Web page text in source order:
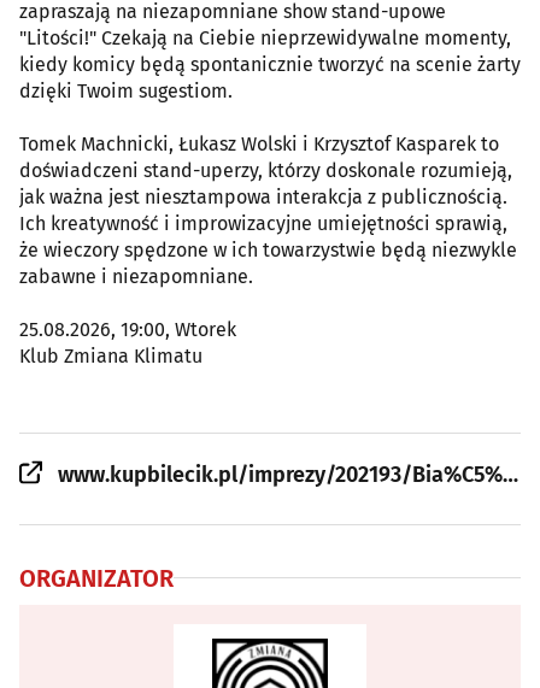
zapraszają na niezapomniane show stand-upowe
"Litości!" Czekają na Ciebie nieprzewidywalne momenty,
kiedy komicy będą spontanicznie tworzyć na scenie żarty
dzięki Twoim sugestiom.
Tomek Machnicki, Łukasz Wolski i Krzysztof Kasparek to
doświadczeni stand-uperzy, którzy doskonale rozumieją,
jak ważna jest niesztampowa interakcja z publicznością.
Ich kreatywność i improwizacyjne umiejętności sprawią,
że wieczory spędzone w ich towarzystwie będą niezwykle
zabawne i niezapomniane.
25.08.2026, 19:00, Wtorek
Klub Zmiana Klimatu
www.kupbilecik.pl/imprezy/202193/Bia%C5%82ystok/Stand-up%253A+Tomek+Machnicki%252C+%C5%81ukasz+Wolski%252C+Krzysztof+Kasparek/
ORGANIZATOR